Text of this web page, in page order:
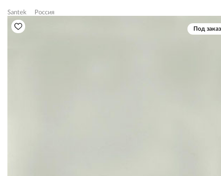
Santek Россия
Под заказ